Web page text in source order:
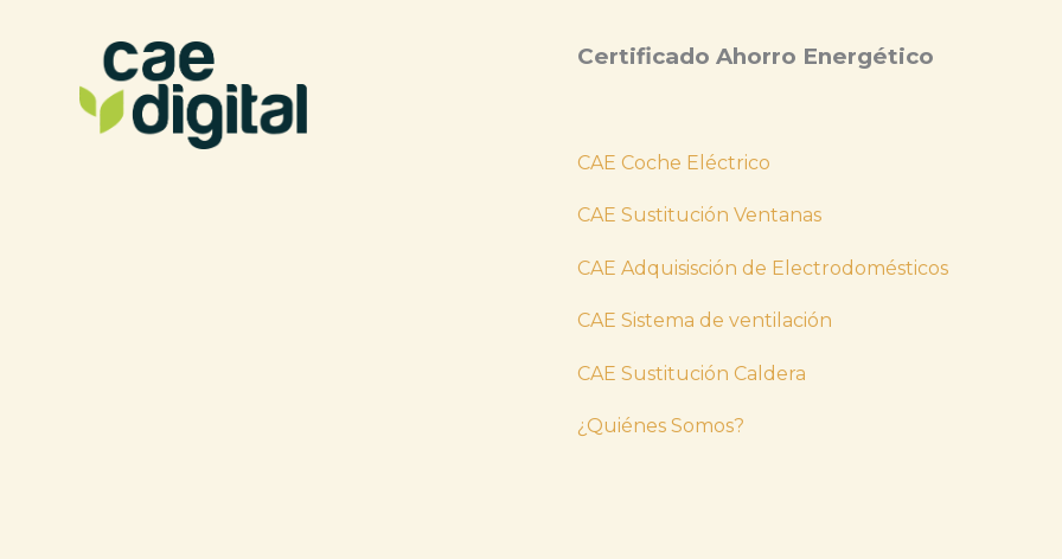
Certificado Ahorro Energético
CAE Coche Eléctrico
CAE Sustitución Ventanas
CAE Adquisisción de Electrodomésticos
CAE Sistema de ventilación
CAE Sustitución Caldera
¿Quiénes Somos?